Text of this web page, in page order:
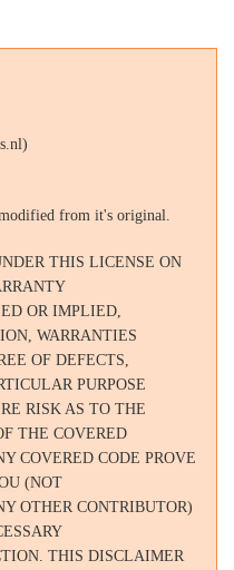
from it's original.
THIS LICENSE ON
OR IMPLIED,
WARRANTIES
OF DEFECTS,
PURPOSE
RISK AS TO THE
THE COVERED
COVERED CODE PROVE
(NOT
OTHER CONTRIBUTOR)
THIS DISCLAIMER